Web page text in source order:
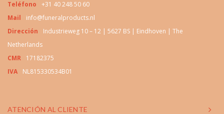
Teléfono
+31 40 248 50 60
Mail
info@funeralproducts.nl
Dirección
Industrieweg 10 – 12 | 5627 BS | Eindhoven | The
Netherlands
CMR
17182375
IVA
NL815330534B01
ATENCIÓN AL CLIENTE